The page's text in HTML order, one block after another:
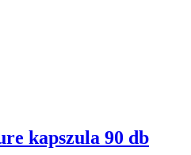
kapszula 90 db